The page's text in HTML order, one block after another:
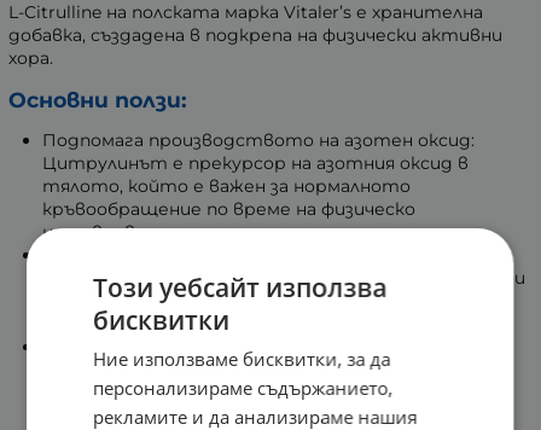
L-Citrulline на полската марка Vitaler’s е хранителна
добавка, създадена в подкрепа на физически активни
хора.
Основни ползи:
Подпомага производството на азотен оксид:
Цитрулинът е прекурсор на азотния оксид в
тялото, който е важен за нормалното
кръвообращение по време на физическо
натоварване.
подходящ за хора, подложени на интензивни силови
тренировки или спортове, изискващи
издръжливост.
Подпомага възстановяването: Съдейства за
нормалните възстановителни процеси в
мускулите след натоварване и допринася за
намаляване на усещането за умора.
Този уебсайт използва
бисквитки
Ние използваме бисквитки, за да
персонализираме съдържанието,
рекламите и да анализираме нашия